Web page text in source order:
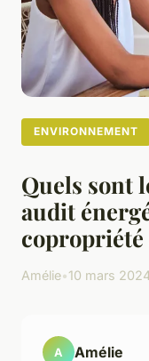
ENVIRONNEMENT
Quels sont
audit
copropriété
Amélie•10 mars
A Amélie